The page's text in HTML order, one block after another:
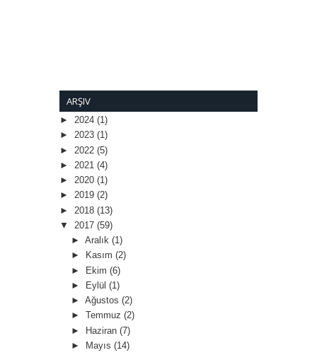
ARŞIV
► 2024 (1)
► 2023 (1)
► 2022 (5)
► 2021 (4)
► 2020 (1)
► 2019 (2)
► 2018 (13)
▼ 2017 (59)
► Aralık (1)
►
Kasım (2)
► Ekim (6)
►
Eylül (1)
► Ağustos (2)
► Temmuz (2)
► Haziran (7)
►
Mayıs (14)